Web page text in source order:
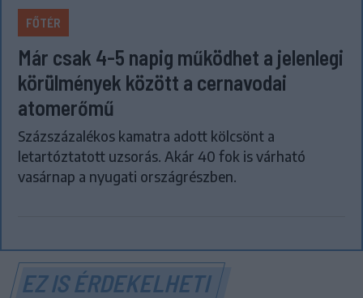
FŐTÉR
Már csak 4-5 napig működhet a jelenlegi
körülmények között a cernavodai
atomerőmű
Százszázalékos kamatra adott kölcsönt a
letartóztatott uzsorás. Akár 40 fok is várható
vasárnap a nyugati országrészben.
EZ IS ÉRDEKELHETI